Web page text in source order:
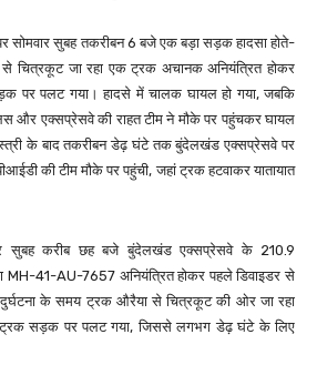
सोमवार सुबह तकरीबन 6 बजे एक बड़ा सड़क हादसा होते-
चित्रकूट जा रहा एक ट्रक अचानक अनियंत्रित होकर
पर पलट गया। हादसे में चालक घायल हो गया, जबकि
और एक्सप्रेसवे की राहत टीम ने मौके पर पहुंचकर घायल
के बाद तकरीबन डेढ़ घंटे तक बुंदेलखंड एक्सप्रेसवे पर
की टीम मौके पर पहुंची, जहां ट्रक हटवाकर यातायात
सुबह करीब छह बजे बुंदेलखंड एक्सप्रेसवे के 210.9
MH-41-AU-7657 अनियंत्रित होकर पहले डिवाइडर से
के समय ट्रक औरैया से चित्रकूट की ओर जा रहा
सड़क पर पलट गया, जिससे लगभग डेढ़ घंटे के लिए